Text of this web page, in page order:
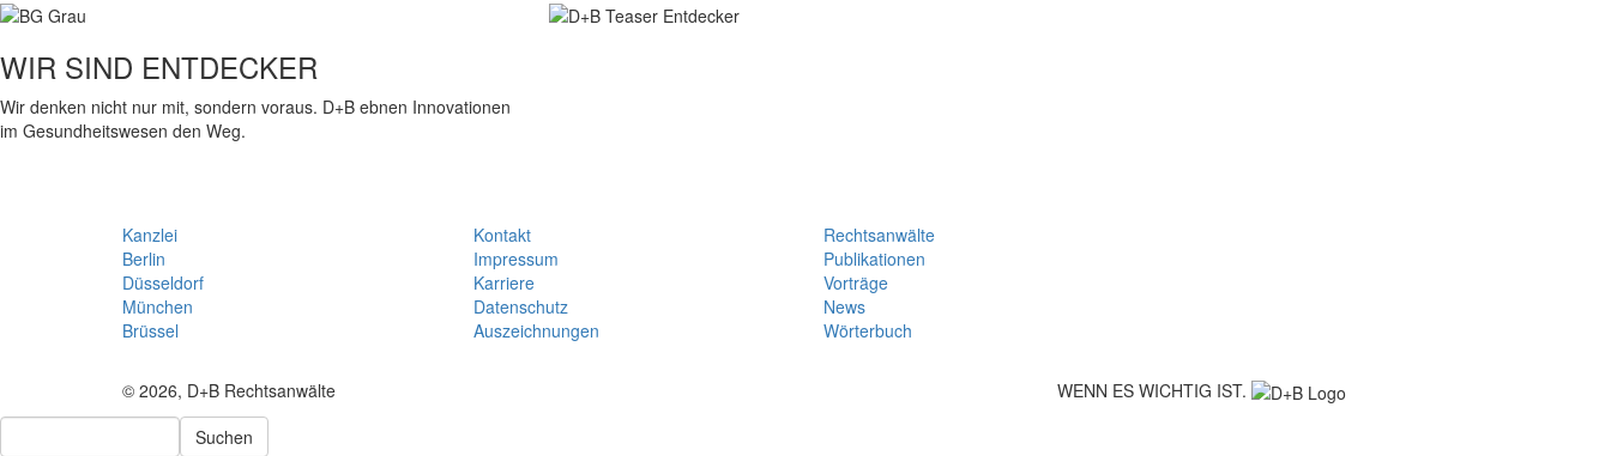
WIR SIND ENTDECKER
Wir denken nicht nur mit, sondern voraus. D+B ebnen Innovationen
im Gesundheitswesen den Weg.
Kanzlei
Berlin
Düsseldorf
München
Brüssel
Kontakt
Impressum
Karriere
Datenschutz
Auszeichnungen
Rechtsanwälte
Publikationen
Vorträge
News
Wörterbuch
© 2026, D+B Rechtsanwälte
WENN ES WICHTIG IST.
Suchen